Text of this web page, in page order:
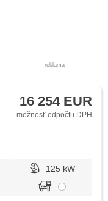
reklama
16 254 EUR
možnosť odpočtu DPH
125 kW